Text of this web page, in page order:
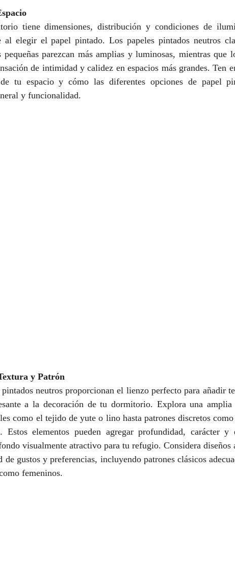
tiene dimensiones, distribución y condiciones de
al elegir el papel pintado. Los papeles pintados neutros
pequeñas parezcan más amplias y luminosas, mientras que
de intimidad y calidez en espacios más grandes. Ten
tu espacio y cómo las diferentes opciones de papel
y funcionalidad.
y Patrón
neutros proporcionan el lienzo perfecto para añadir
a la decoración de tu dormitorio. Explora una amplia
como el tejido de yute o lino hasta patrones discretos
Estos elementos pueden agregar profundidad, carácter y
visualmente atractivo para tu refugio. Considera diseños
de gustos y preferencias, incluyendo patrones clásicos
femeninos.